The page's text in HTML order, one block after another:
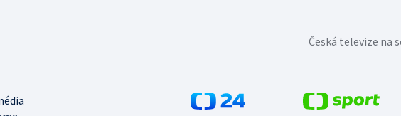
Česká televize na